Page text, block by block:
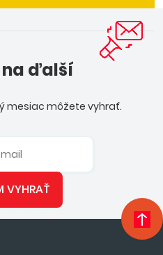
na ďalší
mesiac môžete vyhrať.
VYHRAŤ